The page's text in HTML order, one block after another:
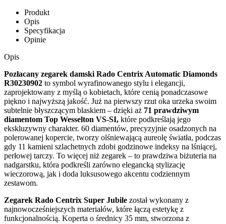
Produkt
Opis
Specyfikacja
Opinie
Opis
Pozłacany zegarek damski Rado Centrix Automatic Diamonds
R30230902 to symbol wyrafinowanego stylu i elegancji,
zaprojektowany z myślą o kobietach, które cenią ponadczasowe
piękno i najwyższą jakość. Już na pierwszy rzut oka urzeka swoim
subtelnie błyszczącym blaskiem – dzięki aż 71 prawdziwym
diamentom Top Wesselton VS-SI, które podkreślają jego
ekskluzywny charakter. 60 diamentów, precyzyjnie osadzonych na
polerowanej kopercie, tworzy olśniewającą aureolę światła, podczas
gdy 11 kamieni szlachetnych zdobi godzinowe indeksy na lśniącej,
perłowej tarczy. To więcej niż zegarek – to prawdziwa biżuteria na
nadgarstku, która podkreśli zarówno elegancką stylizację
wieczorową, jak i doda luksusowego akcentu codziennym
zestawom.
Zegarek Rado Centrix Super Jubile został wykonany z
najnowocześniejszych materiałów, które łączą estetykę z
funkcjonalnością. Koperta o średnicy 35 mm, stworzona z